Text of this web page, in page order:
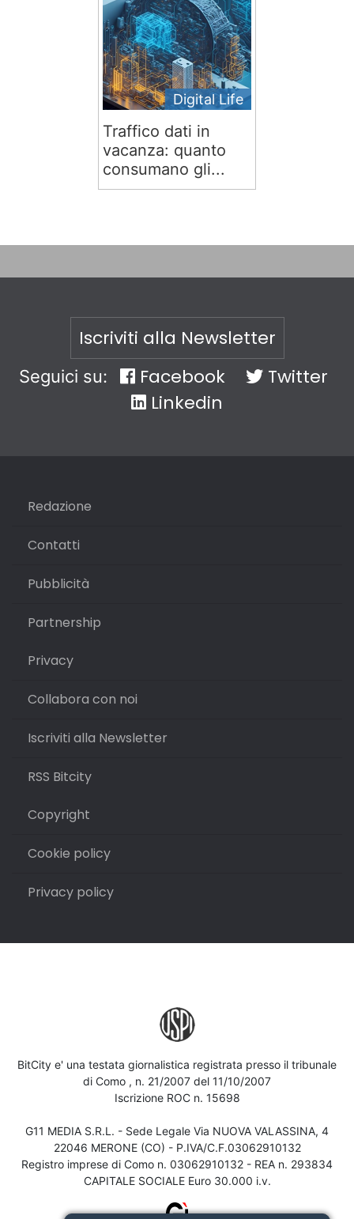
Digital Life
Traffico dati in
vacanza: quanto
consumano gli...
Iscriviti alla Newsletter
Seguici su: Facebook
Twitter
Linkedin
Redazione
Contatti
Pubblicità
Partnership
Privacy
Collabora con noi
Iscriviti alla Newsletter
RSS Bitcity
Copyright
Cookie policy
Privacy policy
BitCity e' una testata giornalistica registrata presso il tribunale
di Como , n. 21/2007 del 11/10/2007
Iscrizione ROC n. 15698
G11 MEDIA S.R.L. - Sede Legale Via NUOVA VALASSINA, 4
22046 MERONE (CO) - P.IVA/C.F.03062910132
Registro imprese di Como n. 03062910132 - REA n. 293834
CAPITALE SOCIALE Euro 30.000 i.v.